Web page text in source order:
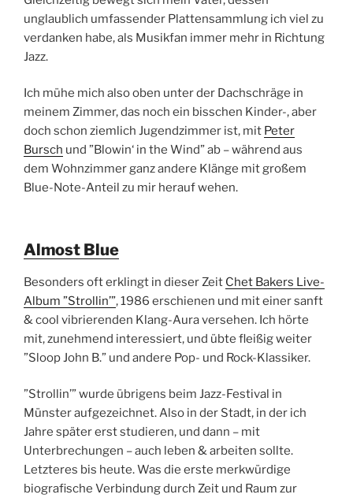
unglaublich umfassender Plattensammlung ich viel zu
verdanken habe, als Musikfan immer mehr in Richtung
Jazz.
Ich mühe mich also oben unter der Dachschräge in
meinem Zimmer, das noch ein bisschen Kinder-, aber
doch schon ziemlich Jugendzimmer ist, mit Peter
Bursch und ”Blowin‘ in the Wind” ab – während aus
dem Wohnzimmer ganz andere Klänge mit großem
Blue-Note-Anteil zu mir herauf wehen.
Almost Blue
Besonders oft erklingt in dieser Zeit Chet Bakers Live-
Album ”Strollin’”, 1986 erschienen und mit einer sanft
& cool vibrierenden Klang-Aura versehen. Ich hörte
mit, zunehmend interessiert, und übte fleißig weiter
”Sloop John B.” und andere Pop- und Rock-Klassiker.
”Strollin’” wurde übrigens beim Jazz-Festival in
Münster aufgezeichnet. Also in der Stadt, in der ich
Jahre später erst studieren, und dann – mit
Unterbrechungen – auch leben & arbeiten sollte.
Letzteres bis heute. Was die erste merkwürdige
biografische Verbindung durch Zeit und Raum zur